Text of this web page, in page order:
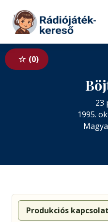
Tovább a tartalomhoz
0
23
1995.
Produkciós